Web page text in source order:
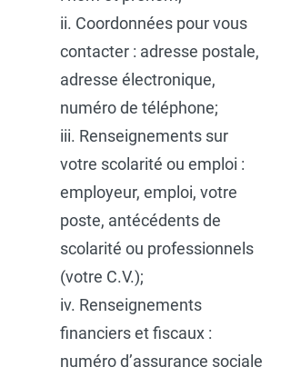
ii. Coordonnées pour vous
contacter : adresse postale,
adresse électronique,
numéro de téléphone;
iii. Renseignements sur
votre scolarité ou emploi :
employeur, emploi, votre
poste, antécédents de
scolarité ou professionnels
(votre C.V.);
iv. Renseignements
financiers et fiscaux :
numéro d’assurance sociale